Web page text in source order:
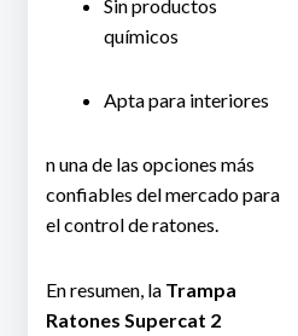
Sin productos
químicos
Apta para interiores
n una de las opciones más
confiables del mercado para
el control de ratones.
En resumen, la Trampa
Ratones Supercat 2